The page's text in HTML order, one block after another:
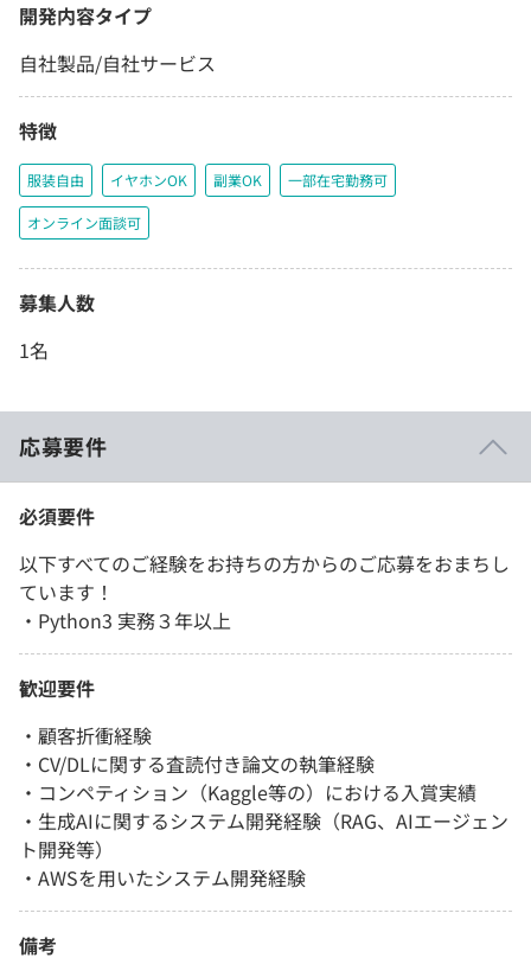
開発内容タイプ
自社製品/自社サービス
特徴
服装自由 イヤホンOK 副業OK 一部在宅勤務可
オンライン面談可
募集人数
1名
応募要件
必須要件
以下すべてのご経験をお持ちの方からのご応募をおまちし
ています！
・Python3 実務３年以上
歓迎要件
・顧客折衝経験
・CV/DLに関する査読付き論文の執筆経験
・コンペティション（Kaggle等の）における入賞実績
・生成AIに関するシステム開発経験（RAG、AIエージェン
ト開発等）
・AWSを用いたシステム開発経験
備考